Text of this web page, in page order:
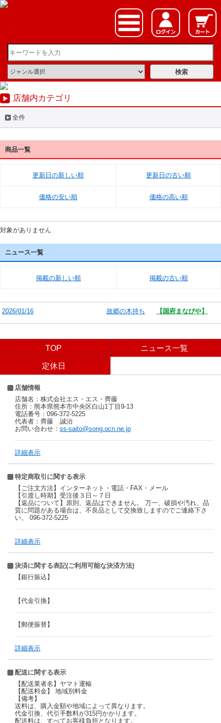
店舗内カテゴリ
全件
商品一覧
更新日の新しい順 更新日の古い順
価格の安い順 価格の高い順
対象がありません
ニュース一覧
掲載の新しい順 掲載の古い順
2026/01/16 【国府まなびや】
故郷の木持ち
TOP ニュース一覧
定休日
店舗情報
店舗名：株式会社エス・エス・齊藤
住所：熊本県熊本市中央区白山1丁目9-13
電話番号：096-372-5225
代表者：齊藤 誠治
お問い合わせ： ss-saito@song.ocn.ne.jp
詳細表示
特定商取引に関する表示
【ご注文方法】インターネット・電話・FAX・メール
【引渡し時期】受注後３日～７日
【返品について】原則、返品はできません。 万一、破損や汚れ、品
質に問題がある場合は、不良品として交換致しますのでご連絡下さ
い。 096-372-5225
詳細表示
決済に関する表記(ご利用可能な決済方法)
【銀行振込】
【代金引換】
【郵便振替】
詳細表示
配送に関する表示
【配送業者名】ヤマト運輸
【配送料金】 地域別料金
【備考】
送料は、購入金額や地域によって異なります。
代金引換、代引手数料が315円かかります。
配送料は、すべてお客様負担となります。